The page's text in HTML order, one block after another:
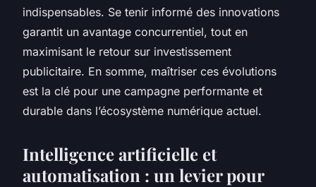
indispensables. Se tenir informé des innovations
garantit un avantage concurrentiel, tout en
maximisant le retour sur investissement
publicitaire. En somme, maîtriser ces évolutions
est la clé pour une campagne performante et
durable dans l’écosystème numérique actuel.
Intelligence artificielle et
automatisation : un levier pour